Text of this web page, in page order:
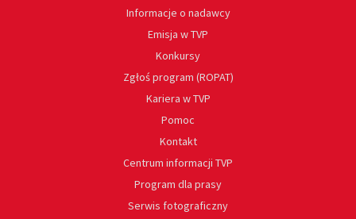
Informacje o nadawcy
Emisja w TVP
Konkursy
Zgłoś program (ROPAT)
Kariera w TVP
Pomoc
Kontakt
Centrum informacji TVP
Program dla prasy
Serwis fotograficzny